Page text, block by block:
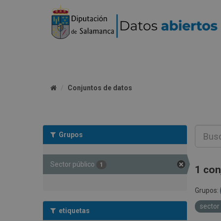
Conjuntos de datos
Grupos
Sector público 1
etiquetas
1
Grupos:
sector